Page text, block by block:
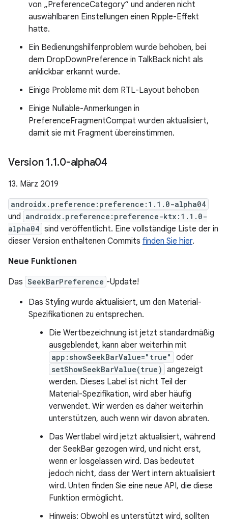
von „PreferenceCategory“ und anderen nicht
auswählbaren Einstellungen einen Ripple-Effekt
hatte.
Ein Bedienungshilfenproblem wurde behoben, bei
dem DropDownPreference in TalkBack nicht als
anklickbar erkannt wurde.
Einige Probleme mit dem RTL-Layout behoben
Einige Nullable-Anmerkungen in
PreferenceFragmentCompat wurden aktualisiert,
damit sie mit Fragment übereinstimmen.
Version 1.1.0-alpha04
13. März 2019
androidx.preference:preference:1.1.0-alpha04
und androidx.preference:preference-ktx:1.1.0-
alpha04 sind veröffentlicht. Eine vollständige Liste der in
dieser Version enthaltenen Commits finden Sie hier.
Neue Funktionen
Das SeekBarPreference -Update!
Das Styling wurde aktualisiert, um den Material-
Spezifikationen zu entsprechen.
Die Wertbezeichnung ist jetzt standardmäßig
ausgeblendet, kann aber weiterhin mit
app:showSeekBarValue="true" oder
setShowSeekBarValue(true) angezeigt
werden. Dieses Label ist nicht Teil der
Material-Spezifikation, wird aber häufig
verwendet. Wir werden es daher weiterhin
unterstützen, auch wenn wir davon abraten.
Das Wertlabel wird jetzt aktualisiert, während
der SeekBar gezogen wird, und nicht erst,
wenn er losgelassen wird. Das bedeutet
jedoch nicht, dass der Wert intern aktualisiert
wird. Unten finden Sie eine neue API, die diese
Funktion ermöglicht.
Hinweis: Obwohl es unterstützt wird, sollten